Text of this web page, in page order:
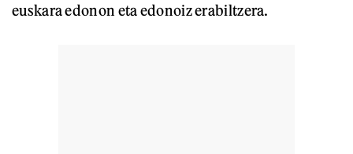
euskara edonon eta edonoiz erabiltzera.